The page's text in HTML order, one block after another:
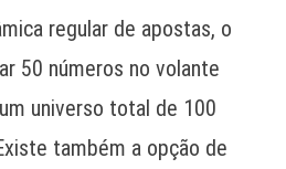
regular de apostas, o
50 números no volante
universo total de 100
também a opção de